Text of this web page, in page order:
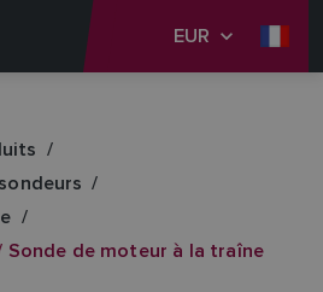
EUR
de moteur à la traîne